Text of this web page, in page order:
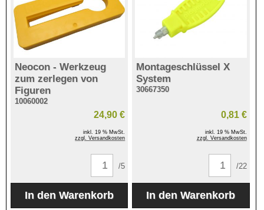
Neocon - Werkzeug
zum zerlegen von
Figuren
10060002
24,90 €
inkl. 19 % MwSt.
zzgl. Versandkosten
/5
Montageschlüssel X
System
30667350
0,81 €
inkl. 19 % MwSt.
zzgl. Versandkosten
/22